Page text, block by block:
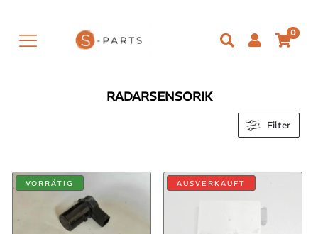
0
RADARSENSORIK
Filter
VORRÄTIG AUSVERKAUFT